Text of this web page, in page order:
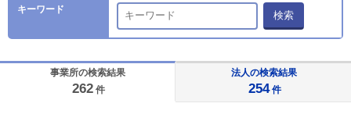
キーワード 検索
事業所の検索結果
262 件
法人の検索結果
254 件